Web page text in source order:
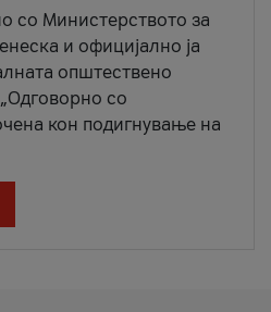
со Министерството за
и официјално ја
општествено
со
кон подигнување на